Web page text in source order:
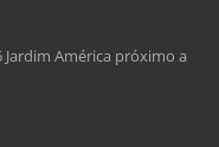
América próximo a